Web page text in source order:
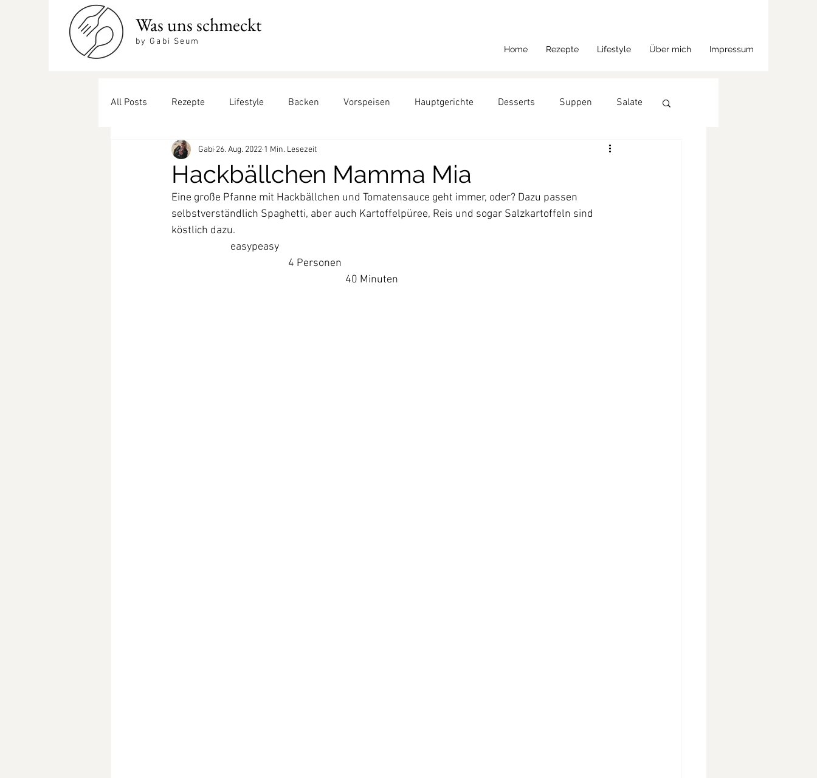
Was uns schmeckt
by Gabi Seum
Home Rezepte Lifestyle Über mich Impressum
All Posts Rezepte Lifestyle Backen Vorspeisen Hauptgerichte Desserts Suppen Salate
coole Drinks Backen für Richard
Hackbällchen Mamma Mia
Gabi 26. Aug. 2022 1 Min. Lesezeit
Eine große Pfanne mit Hackbällchen und Tomatensauce geht immer, oder? Dazu passen
selbstverständlich Spaghetti, aber auch Kartoffelpüree, Reis und sogar Salzkartoffeln sind
köstlich dazu.
easypeasy
4 Personen
40 Minuten